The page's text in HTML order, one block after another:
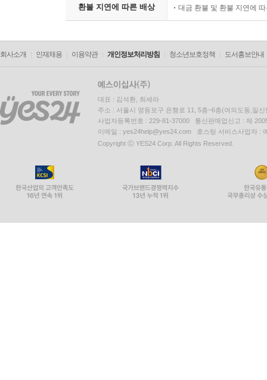
환불 지연에 따른 배상 대금 환불 및 환불 지연에
회사소개 인재채용 이용약관 개인정보처리방침 청소년보호정책 도서홍보안내
대표 : 김석환, 최세라
주소 : 서울시 영등포구 은행로 11, 5층~6층(여의도동,일신
사업자등록번호 : 229-81-37000 통신판매업신고 : 제
이메일 : yes24help@yes24.com 호스팅 서비스사업자 :
Copyright ⓒ YES24 Corp. All Rights Reserved.